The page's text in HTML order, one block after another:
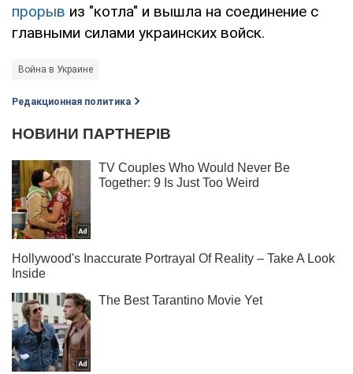
прорыв из "котла" и вышла на соединение с
главными силами украинских войск.
Война в Украине
Редакционная политика